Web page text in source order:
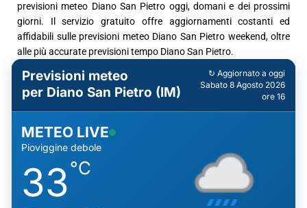
previsioni meteo Diano San Pietro oggi, domani e dei prossimi
giorni. Il servizio gratuito offre aggiornamenti costanti ed
affidabili sulle previsioni meteo Diano San Pietro weekend, oltre
alle più accurate previsioni tempo Diano San Pietro.
Previsioni meteo
per Diano San Pietro (IM)
↻ Aggiornato a oggi
Sabato 8 Agosto 2026
ore 16
METEO LIVE
Pioviggine debole
33°C